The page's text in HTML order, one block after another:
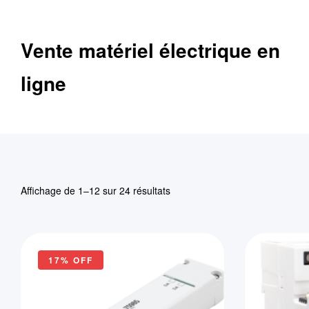
Vente matériel électrique en
ligne
Affichage de 1–12 sur 24 résultats
17% OFF